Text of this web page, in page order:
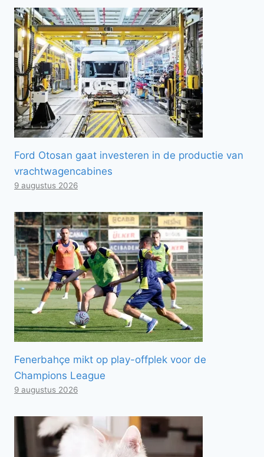
Ford Otosan gaat investeren in de productie van
vrachtwagencabines
9 augustus 2026
Fenerbahçe mikt op play-offplek voor de
Champions League
9 augustus 2026